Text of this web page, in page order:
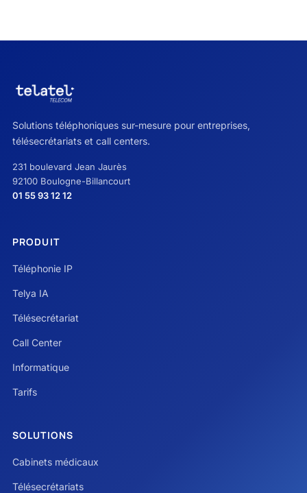
Solutions téléphoniques sur-mesure pour entreprises,
télésecrétariats et call centers.
231 boulevard Jean Jaurès
92100 Boulogne-Billancourt
01 55 93 12 12
PRODUIT
Téléphonie IP
Telya IA
Télésecrétariat
Call Center
Informatique
Tarifs
SOLUTIONS
Cabinets médicaux
Télésecrétariats